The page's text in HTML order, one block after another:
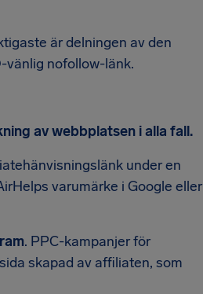
är delningen av den
vänlig nofollow-länk.
av webbplatsen i alla fall.
under en
varumärke i Google eller
. PPC-kampanjer för
skapad av affiliaten, som